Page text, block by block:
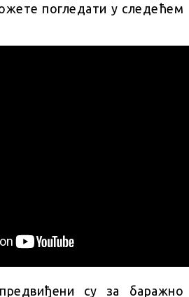
погледати у следећем
су за баражно